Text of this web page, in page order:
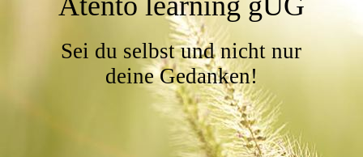
Sei du selbst und nicht nur
deine Gedanken!